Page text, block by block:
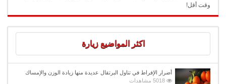
وقت أقل!
اكثر المواضيع زيارة
أضرار الإفراط في تناول البرتقال عديدة منها زيادة الوزن والإمساك
5018 مشاهدات